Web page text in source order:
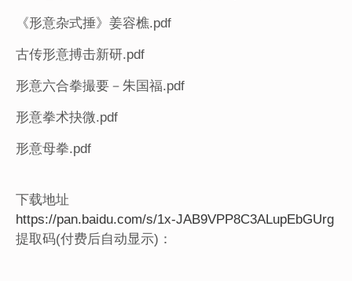
《形意杂式捶》姜容樵.pdf
古传形意搏击新研.pdf
形意六合拳撮要－朱国福.pdf
形意拳术抉微.pdf
形意母拳.pdf
下载地址
https://pan.baidu.com/s/1x-JAB9VPP8C3ALupEbGUrg
提取码(付费后自动显示)：